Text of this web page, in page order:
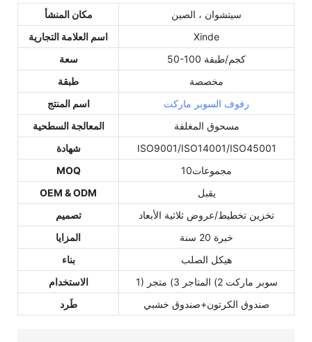
مكان المنشأ
سيتشوان ، الصين
اسم العلامة التجارية
Xinde
سعة
50-100 كجم/طبقة
طبقة
مخصصة
اسم المنتج
رفوف السوبر ماركت
المعالجة السطحية
مسحوق المغلفة
شهادة
ISO9001/ISO14001/ISO45001
MOQ
مجموعات10
OEM & ODM
يقبل
تصميم
تخزين تخطيط/عروض ثلاثية الأبعاد
المزايا
خبرة 20 سنة
بناء
هيكل الصلب
الاستخدام
1) سوبر ماركت 2) المتاجر 3) متجر
طَرد
صندوق الكرتون+صندوق خشبي